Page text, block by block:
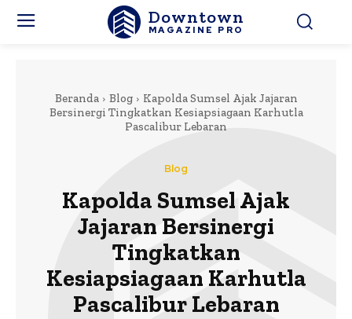
Downtown
MAGAZINE PRO
Beranda Blog
Kapolda Sumsel Ajak Jajaran
Bersinergi Tingkatkan Kesiapsiagaan Karhutla
Pascalibur Lebaran
Blog
Kapolda Sumsel Ajak
Jajaran Bersinergi
Tingkatkan
Kesiapsiagaan Karhutla
Pascalibur Lebaran